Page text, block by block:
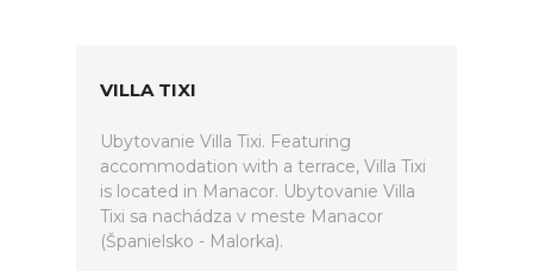
VILLA TIXI
Ubytovanie Villa Tixi. Featuring
accommodation with a terrace, Villa Tixi
is located in Manacor. Ubytovanie Villa
Tixi sa nachádza v meste Manacor
(Španielsko - Malorka).